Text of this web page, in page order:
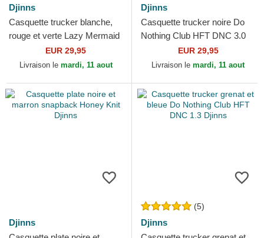
Djinns
Casquette trucker blanche,
rouge et verte Lazy Mermaid
HFT DjinnsEUR 29,95
Livraison le mardi, 11 aout
Djinns
Casquette trucker noire Do
Nothing Club HFT DNC 3.0
Hairy Suede Djinns
EUR 29,95
Livraison le mardi, 11 aout
Djinns
(5)
Djinns